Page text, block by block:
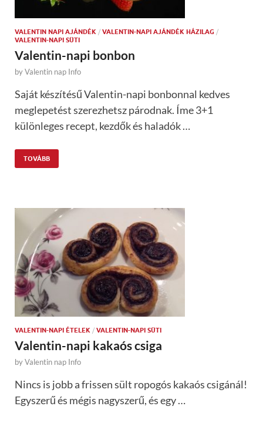
VALENTIN NAPI AJÁNDÉK / VALENTIN-NAPI AJÁNDÉK HÁZILAG /
VALENTIN-NAPI SÜTI
Valentin-napi bonbon
byValentin nap Info
Saját készítésű Valentin-napi bonbonnal kedves
meglepetést szerezhetsz párodnak. Íme 3+1
különleges recept, kezdők és haladók …
TOVÁBB
VALENTIN-NAPI ÉTELEK / VALENTIN-NAPI SÜTI
Valentin-napi kakaós csiga
byValentin nap Info
Nincs is jobb a frissen sült ropogós kakaós csigánál!
Egyszerű és mégis nagyszerű, és egy …